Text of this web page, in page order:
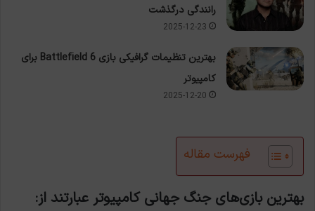
رانندگی درگذشت
2025-12-23
بهترین تنظیمات گرافیکی بازی Battlefield 6 برای
کامپیوتر
2025-12-20
فهرست مقاله
بهترین بازی‌های جنگ جهانی کامپیوتر عبارتند از: